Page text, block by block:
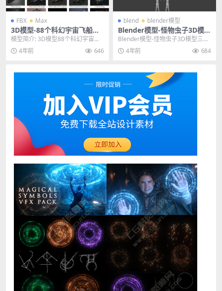
FBX Max
3D模型-88个科幻宇宙飞船模
型飞行器外星战舰模型FBX M
AX
模型简介: 3D模型88个科幻宇宙飞
船模型飞行器外星战舰模型FBX MA
X，《8...
4年前 646
blend blender模型
Blender模型-怪物虫子3D模型
三维游戏角色模型下载（白
模）
Blender模型-怪物虫子3D模型三维
游戏角色模型下载（白模） 其他推
荐： b...
4年前 684